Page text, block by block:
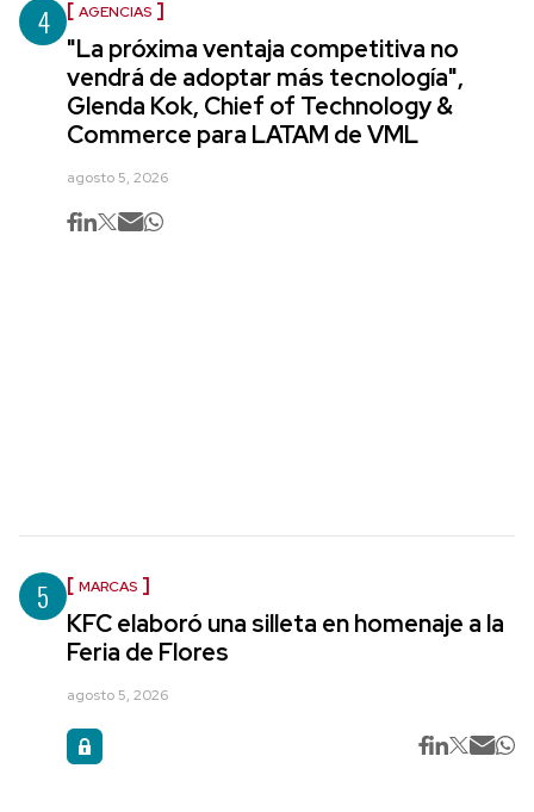
4 AGENCIAS
"La próxima ventaja competitiva no
vendrá de adoptar más tecnología",
Glenda Kok, Chief of Technology &
Commerce para LATAM de VML
agosto 5, 2026
5 MARCAS
KFC elaboró una silleta en homenaje a la
Feria de Flores
agosto 5, 2026